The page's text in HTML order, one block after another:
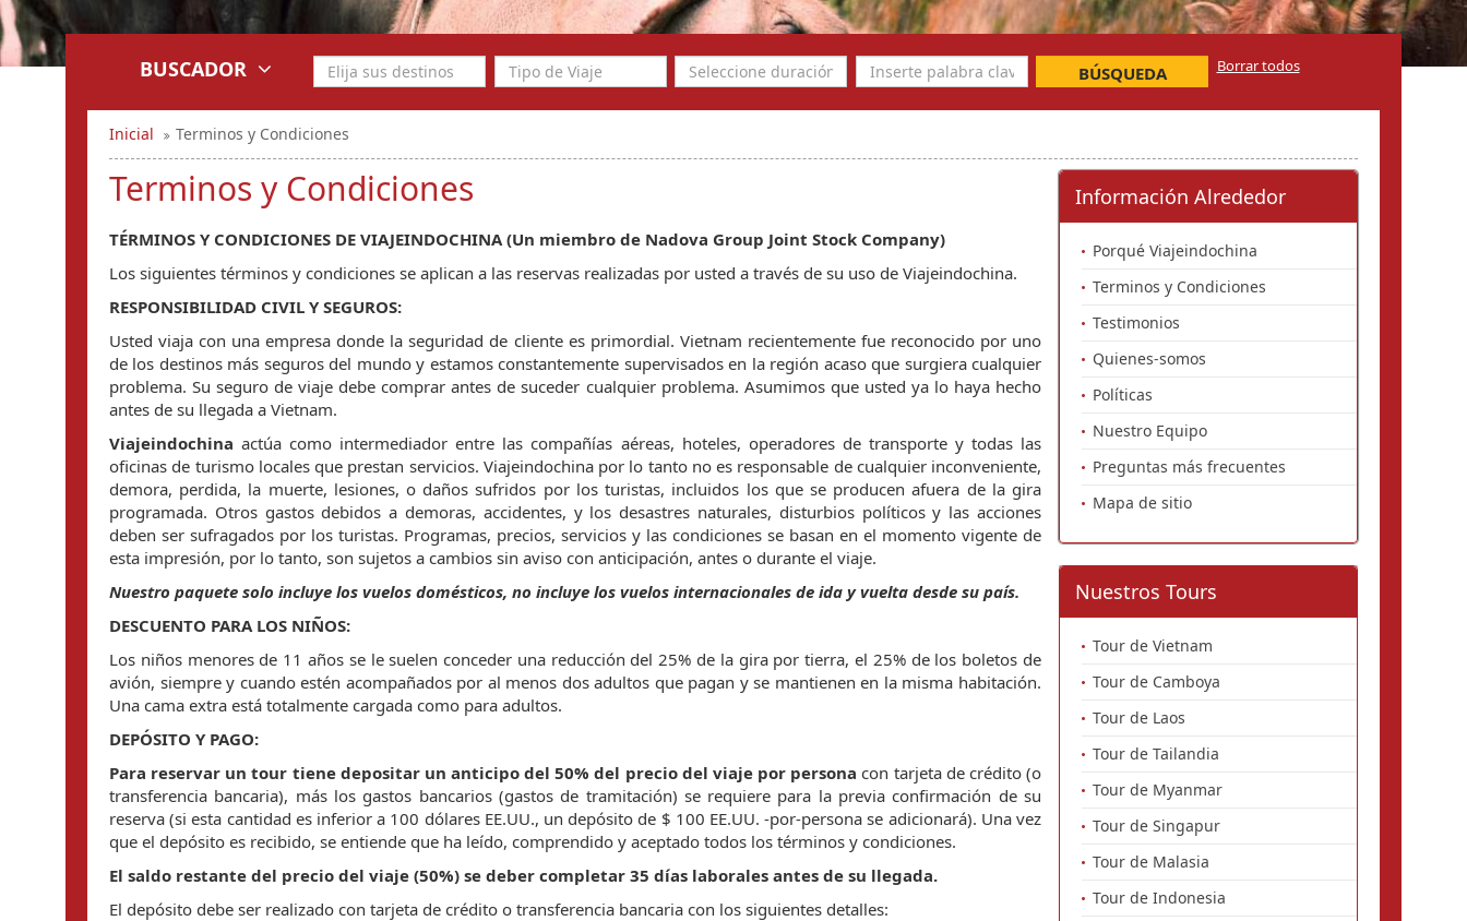
BUSCADOR BÚSQUEDA Borrar todos
Inicial Terminos y Condiciones
Terminos y Condiciones
TÉRMINOS Y CONDICIONES DE VIAJEINDOCHINA (Un miembro de Nadova Group Joint Stock Company)
Los siguientes términos y condiciones se aplican a las reservas realizadas por usted a través de su uso de Viajeindochina.
RESPONSIBILIDAD CIVIL Y SEGUROS:
Usted viaja con una empresa donde la seguridad de cliente es primordial. Vietnam recientemente fue reconocido por uno
de los destinos más seguros del mundo y estamos constantemente supervisados en la región acaso que surgiera cualquier
problema. Su seguro de viaje debe comprar antes de suceder cualquier problema. Asumimos que usted ya lo haya hecho
antes de su llegada a Vietnam.
Viajeindochina actúa como intermediador entre las compañías aéreas, hoteles, operadores de transporte y todas las
oficinas de turismo locales que prestan servicios. Viajeindochina por lo tanto no es responsable de cualquier inconveniente,
demora, perdida, la muerte, lesiones, o daños sufridos por los turistas, incluidos los que se producen afuera de la gira
programada. Otros gastos debidos a demoras, accidentes, y los desastres naturales, disturbios políticos y las acciones
deben ser sufragados por los turistas. Programas, precios, servicios y las condiciones se basan en el momento vigente de
esta impresión, por lo tanto, son sujetos a cambios sin aviso con anticipación, antes o durante el viaje.
Nuestro paquete solo incluye los vuelos domésticos, no incluye los vuelos internacionales de ida y vuelta desde su país.
DESCUENTO PARA LOS NIÑOS:
Los niños menores de 11 años se le suelen conceder una reducción del 25% de la gira por tierra, el 25% de los boletos de
avión, siempre y cuando estén acompañados por al menos dos adultos que pagan y se mantienen en la misma habitación.
Una cama extra está totalmente cargada como para adultos.
DEPÓSITO Y PAGO:
Para reservar un tour tiene depositar un anticipo del 50% del precio del viaje por persona con tarjeta de crédito (o
transferencia bancaria), más los gastos bancarios (gastos de tramitación) se requiere para la previa confirmación de su
reserva (si esta cantidad es inferior a 100 dólares EE.UU., un depósito de $ 100 EE.UU. -por-persona se adicionará). Una vez
que el depósito es recibido, se entiende que ha leído, comprendido y aceptado todos los términos y condiciones.
El saldo restante del precio del viaje (50%) se deber completar 35 días laborales antes de su llegada.
El depósito debe ser realizado con tarjeta de crédito o transferencia bancaria con los siguientes detalles:
Información Alrededor
Porqué Viajeindochina
Terminos y Condiciones
Testimonios
Quienes-somos
Políticas
Nuestro Equipo
Preguntas más frecuentes
Mapa de sitio
Nuestros Tours
Tour de Vietnam
Tour de Camboya
Tour de Laos
Tour de Tailandia
Tour de Myanmar
Tour de Singapur
Tour de Malasia
Tour de Indonesia